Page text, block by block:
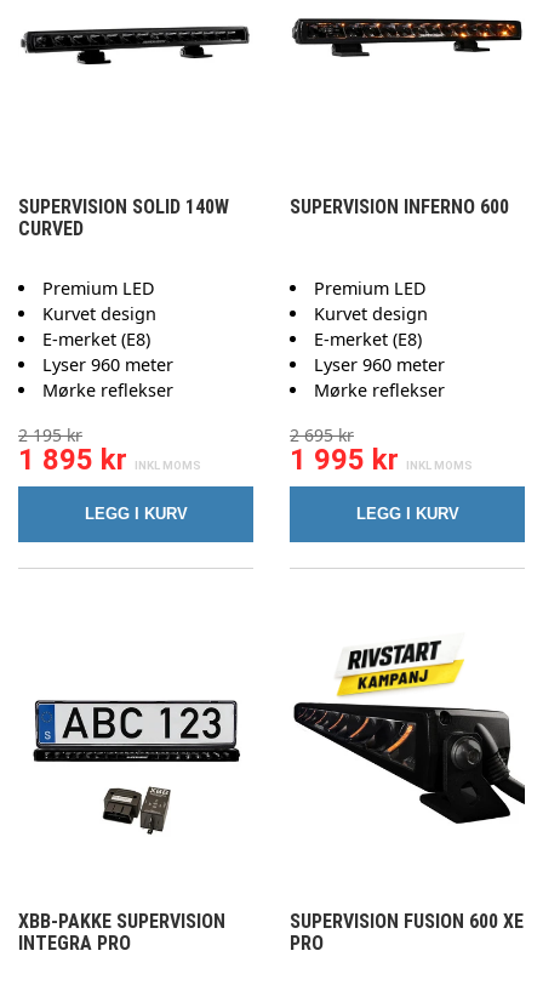
SUPERVISION SOLID 140W
CURVED
Premium LED
Kurvet design
E-merket (E8)
Lyser 960 meter
Mørke reflekser
2 195 kr
1 895 kr
LEGG I KURV
SUPERVISION INFERNO 600
Premium LED
Kurvet design
E-merket (E8)
Lyser 960 meter
Mørke reflekser
2 695 kr
1 995 kr
LEGG I KURV
XBB-PAKKE SUPERVISION
INTEGRA PRO
SUPERVISION FUSION 600 XE
PRO